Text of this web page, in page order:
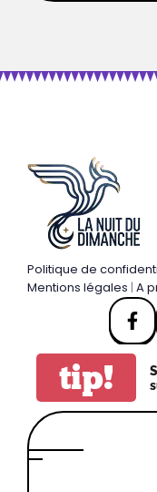
Politique de
Mentions légales | A
tip!